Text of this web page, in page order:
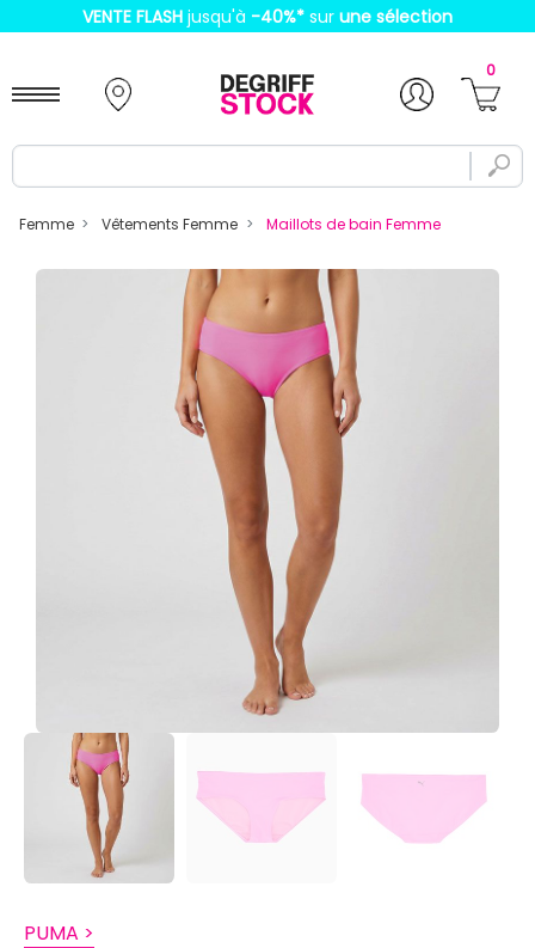
VENTE FLASH jusqu'à -40%* sur une sélection
0
Femme Vêtements Femme Maillots de bain Femme
PUMA >